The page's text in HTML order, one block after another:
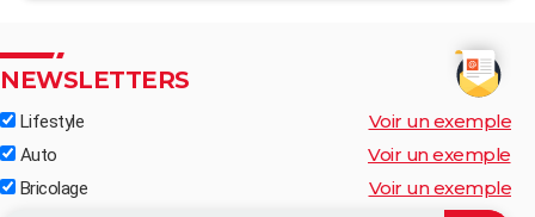
NEWSLETTERS
Lifestyle Voir un exemple
Auto Voir un exemple
Bricolage Voir un exemple